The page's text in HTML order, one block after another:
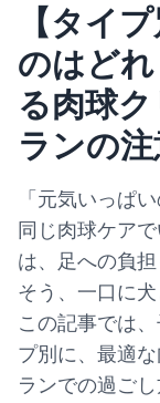
【タイ
のはどれ
る肉球
ランの
「元気いっぱ
同じ肉球ケア
は、足への負
そう、一口に
この記事では
プ別に、最適
ランでの過ご